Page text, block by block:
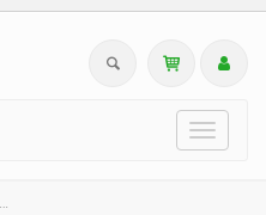
Toggle